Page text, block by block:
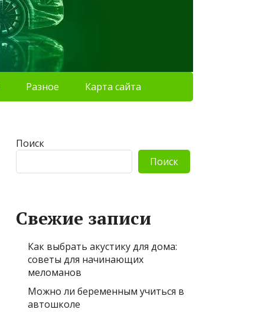
Разное Карта сайта
Поиск
Поиск
Свежие записи
Как выбрать акустику для дома:
советы для начинающих
меломанов
Можно ли беременным учиться в
автошколе